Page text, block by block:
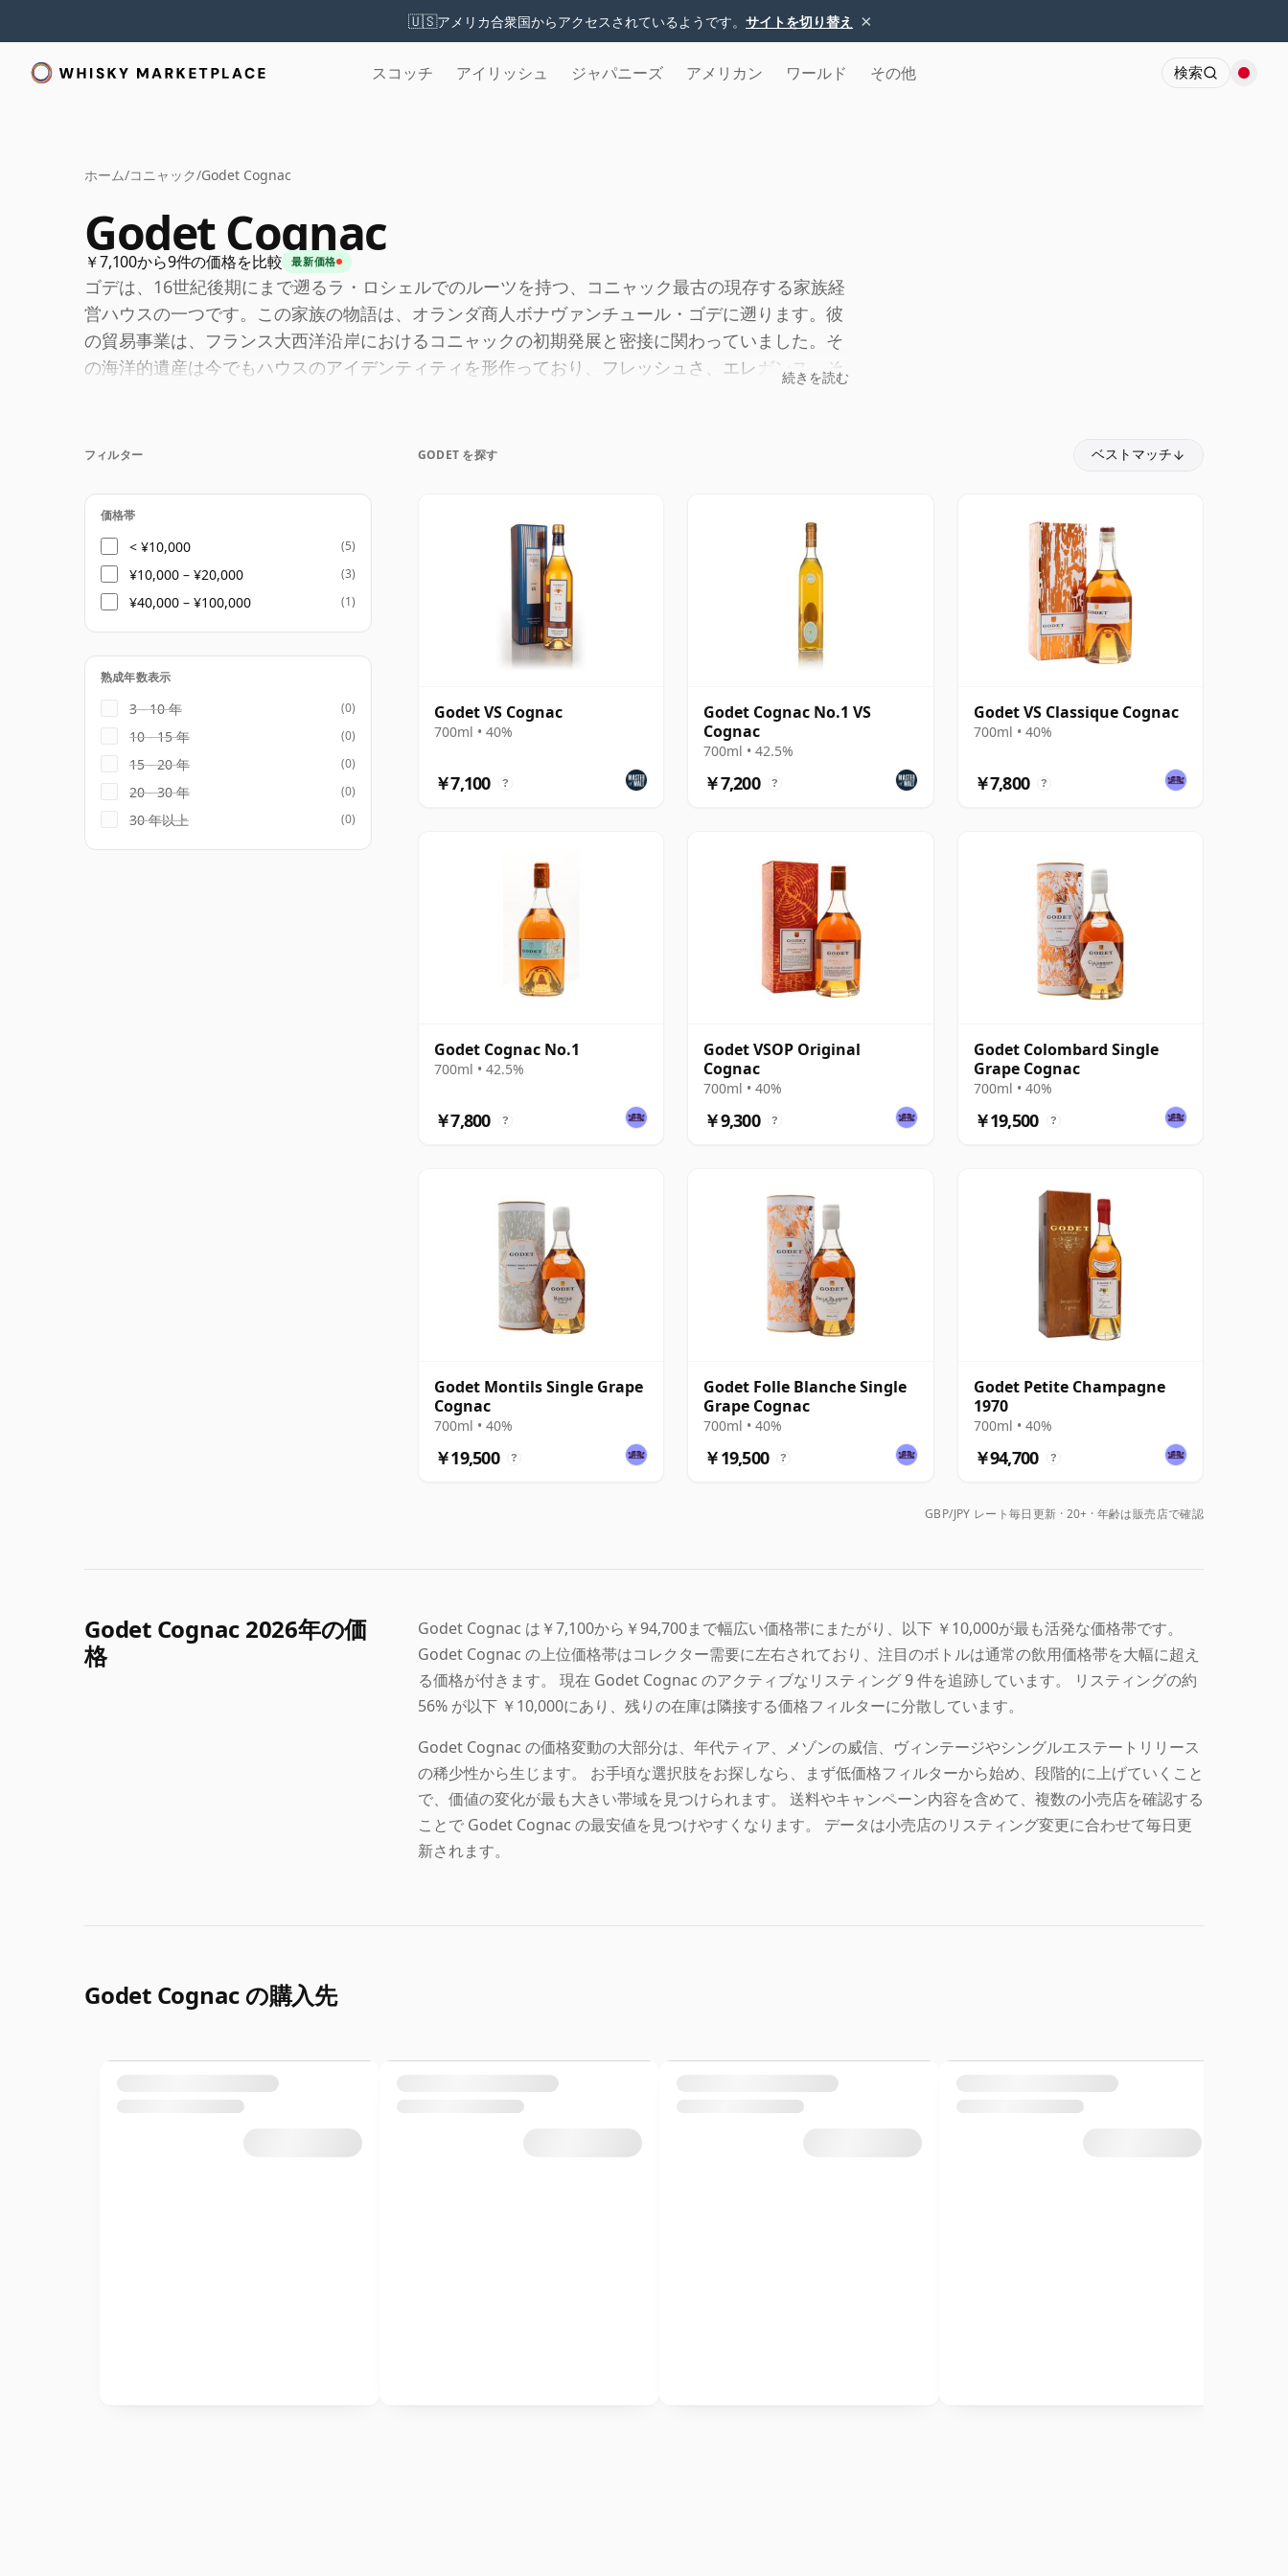
🇺🇸アメリカ合衆国からアクセスされているようです。 サイトを切り替え ×
スコッチ アイリッシュ ジャパニーズ アメリカン ワールド その他 検索
ホーム/コニャック/Godet Cognac
Godet Cognac
￥7,100から9件の価格を比較 最新価格
ゴデは、16世紀後期にまで遡るラ・ロシェルでのルーツを持つ、コニャック最古の現存する家族経
営ハウスの一つです。この家族の物語は、オランダ商人ボナヴァンチュール・ゴデに遡ります。彼
の貿易事業は、フランス大西洋沿岸におけるコニャックの初期発展と密接に関わっていました。そ
の海洋的遺産は今でもハウスのアイデンティティを形作っており、フレッシュさ、エレガンス、そ
て代表されており、ジャン＝エドゥアール、マキシム、シリル・ゴデが事業の最前線に立ち、ブラ
ンドの個性の中核となった血統を継承しています。
この継続性により、ゴデは多くの大手コニャックブランドとは少し異なるプロフィールを持ってい
ます。クラシックレンジと並んで、ハウスは独立した視点を反映したより個性的なボトリングも開
発していますが、核となる魅力は変わりません。それは、長い継承と現代的で洗練されたスタイル
を組み合わせた歴史ある家族メゾンということです。
続きを読む
GODET を探す ベストマッチ
Godet VS Cognac
700ml • 40%
￥7,100 ?
Godet Cognac No.1 VS
Cognac
700ml • 42.5%
￥7,200 ?
Godet VS Classique Cognac
700ml • 40%
￥7,800 ?
Godet Cognac No.1
700ml • 42.5%
￥7,800 ?
Godet VSOP Original
Cognac
700ml • 40%
￥9,300 ?
Godet Colombard Single
Grape Cognac
700ml • 40%
￥19,500 ?
Godet Montils Single Grape
Cognac
700ml • 40%
￥19,500 ?
Godet Folle Blanche Single
Grape Cognac
700ml • 40%
￥19,500 ?
Godet Petite Champagne
1970
700ml • 40%
￥94,700 ?
GBP/JPY レート毎日更新 20+ · 年齢は販売店で確認
フィルター
価格帯
< ¥10,000 (5)
¥10,000 – ¥20,000 (3)
¥40,000 – ¥100,000 (1)
熟成年数表示
3 - 10 年 (0)
10 - 15 年 (0)
15 - 20 年 (0)
20 - 30 年 (0)
30 年以上 (0)
Godet Cognac 2026年の価
格
Godet Cognac は￥7,100から￥94,700まで幅広い価格帯にまたがり、以下 ￥10,000が最も活発な価格帯です。
Godet Cognac の上位価格帯はコレクター需要に左右されており、注目のボトルは通常の飲用価格帯を大幅に超え
る価格が付きます。 現在 Godet Cognac のアクティブなリスティング 9 件を追跡しています。 リスティングの約
56% が以下 ￥10,000にあり、残りの在庫は隣接する価格フィルターに分散しています。
Godet Cognac の価格変動の大部分は、年代ティア、メゾンの威信、ヴィンテージやシングルエステートリリース
の稀少性から生じます。 お手頃な選択肢をお探しなら、まず低価格フィルターから始め、段階的に上げていくこと
で、価値の変化が最も大きい帯域を見つけられます。 送料やキャンペーン内容を含めて、複数の小売店を確認する
ことで Godet Cognac の最安値を見つけやすくなります。 データは小売店のリスティング変更に合わせて毎日更
新されます。
Godet Cognac の購入先